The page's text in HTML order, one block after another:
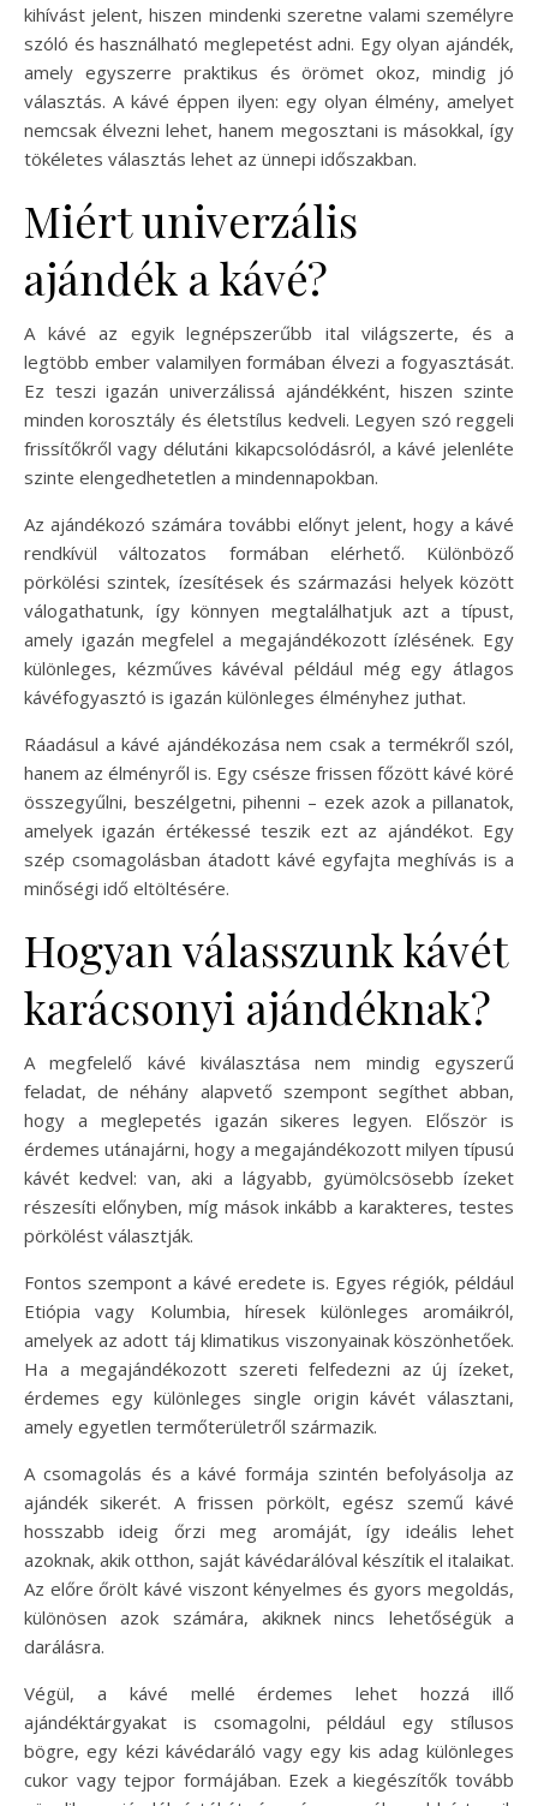
kihívást jelent, hiszen mindenki szeretne valami személyre
szóló és használható meglepetést adni. Egy olyan ajándék,
amely egyszerre praktikus és örömet okoz, mindig jó
választás. A kávé éppen ilyen: egy olyan élmény, amelyet
nemcsak élvezni lehet, hanem megosztani is másokkal, így
tökéletes választás lehet az ünnepi időszakban.
Miért univerzális
ajándék a kávé?
A kávé az egyik legnépszerűbb ital világszerte, és a
legtöbb ember valamilyen formában élvezi a fogyasztását.
Ez teszi igazán univerzálissá ajándékként, hiszen szinte
minden korosztály és életstílus kedveli. Legyen szó reggeli
frissítőkről vagy délutáni kikapcsolódásról, a kávé jelenléte
szinte elengedhetetlen a mindennapokban.
Az ajándékozó számára további előnyt jelent, hogy a kávé
rendkívül változatos formában elérhető. Különböző
pörkölési szintek, ízesítések és származási helyek között
válogathatunk, így könnyen megtalálhatjuk azt a típust,
amely igazán megfelel a megajándékozott ízlésének. Egy
különleges, kézműves kávéval például még egy átlagos
kávéfogyasztó is igazán különleges élményhez juthat.
Ráadásul a kávé ajándékozása nem csak a termékről szól,
hanem az élményről is. Egy csésze frissen főzött kávé köré
összegyűlni, beszélgetni, pihenni – ezek azok a pillanatok,
amelyek igazán értékessé teszik ezt az ajándékot. Egy
szép csomagolásban átadott kávé egyfajta meghívás is a
minőségi idő eltöltésére.
Hogyan válasszunk kávét
karácsonyi ajándéknak?
A megfelelő kávé kiválasztása nem mindig egyszerű
feladat, de néhány alapvető szempont segíthet abban,
hogy a meglepetés igazán sikeres legyen. Először is
érdemes utánajárni, hogy a megajándékozott milyen típusú
kávét kedvel: van, aki a lágyabb, gyümölcsösebb ízeket
részesíti előnyben, míg mások inkább a karakteres, testes
pörkölést választják.
Fontos szempont a kávé eredete is. Egyes régiók, például
Etiópia vagy Kolumbia, híresek különleges aromáikról,
amelyek az adott táj klimatikus viszonyainak köszönhetőek.
Ha a megajándékozott szereti felfedezni az új ízeket,
érdemes egy különleges single origin kávét választani,
amely egyetlen termőterületről származik.
A csomagolás és a kávé formája szintén befolyásolja az
ajándék sikerét. A frissen pörkölt, egész szemű kávé
hosszabb ideig őrzi meg aromáját, így ideális lehet
azoknak, akik otthon, saját kávédarálóval készítik el italaikat.
Az előre őrölt kávé viszont kényelmes és gyors megoldás,
különösen azok számára, akiknek nincs lehetőségük a
darálásra.
Végül, a kávé mellé érdemes lehet hozzá illő
ajándéktárgyakat is csomagolni, például egy stílusos
bögre, egy kézi kávédaráló vagy egy kis adag különleges
cukor vagy tejpor formájában. Ezek a kiegészítők tovább